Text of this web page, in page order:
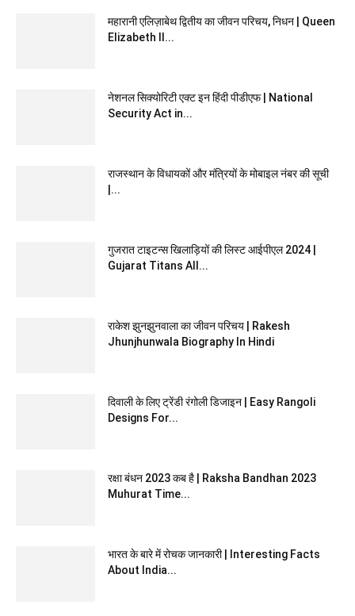
महारानी एलिज़ाबेथ द्वितीय का जीवन परिचय, निधन | Queen
Elizabeth II...
नेशनल सिक्योरिटी एक्ट इन हिंदी पीडीएफ | National
Security Act in...
राजस्थान के विधायकों और मंत्रियों के मोबाइल नंबर की सूची
|...
गुजरात टाइटन्स खिलाड़ियों की लिस्ट आईपीएल 2024 |
Gujarat Titans All...
राकेश झुनझुनवाला का जीवन परिचय | Rakesh
Jhunjhunwala Biography In Hindi
दिवाली के लिए ट्रेंडी रंगोली डिजाइन | Easy Rangoli
Designs For...
रक्षा बंधन 2023 कब है | Raksha Bandhan 2023
Muhurat Time...
भारत के बारे में रोचक जानकारी | Interesting Facts
About India...